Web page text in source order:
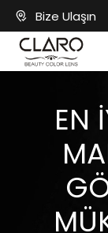
Bize Ulaşın
EN